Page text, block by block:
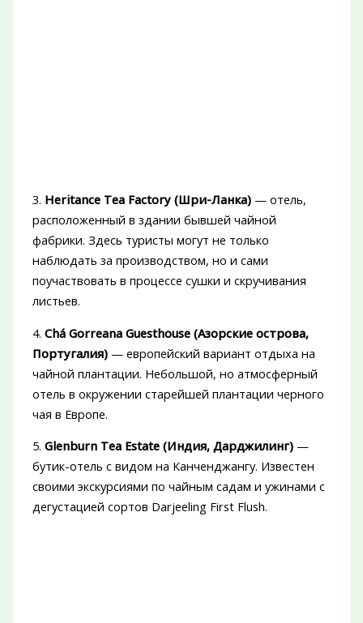
3. Heritance Tea Factory (Шри-Ланка)— отель,
расположенный в здании бывшей чайной
фабрики. Здесь туристы могут не только
наблюдать за производством, но и сами
поучаствовать в процессе сушки и скручивания
листьев.
4. Chá Gorreana Guesthouse (Азорские острова,
Португалия)— европейский вариант отдыха на
чайной плантации. Небольшой, но атмосферный
отель в окружении старейшей плантации черного
чая в Европе.
5. Glenburn Tea Estate (Индия, Дарджилинг)—
бутик-отель с видом на Канченджангу. Известен
своими экскурсиями по чайным садам и ужинами с
дегустацией сортов Darjeeling First Flush.